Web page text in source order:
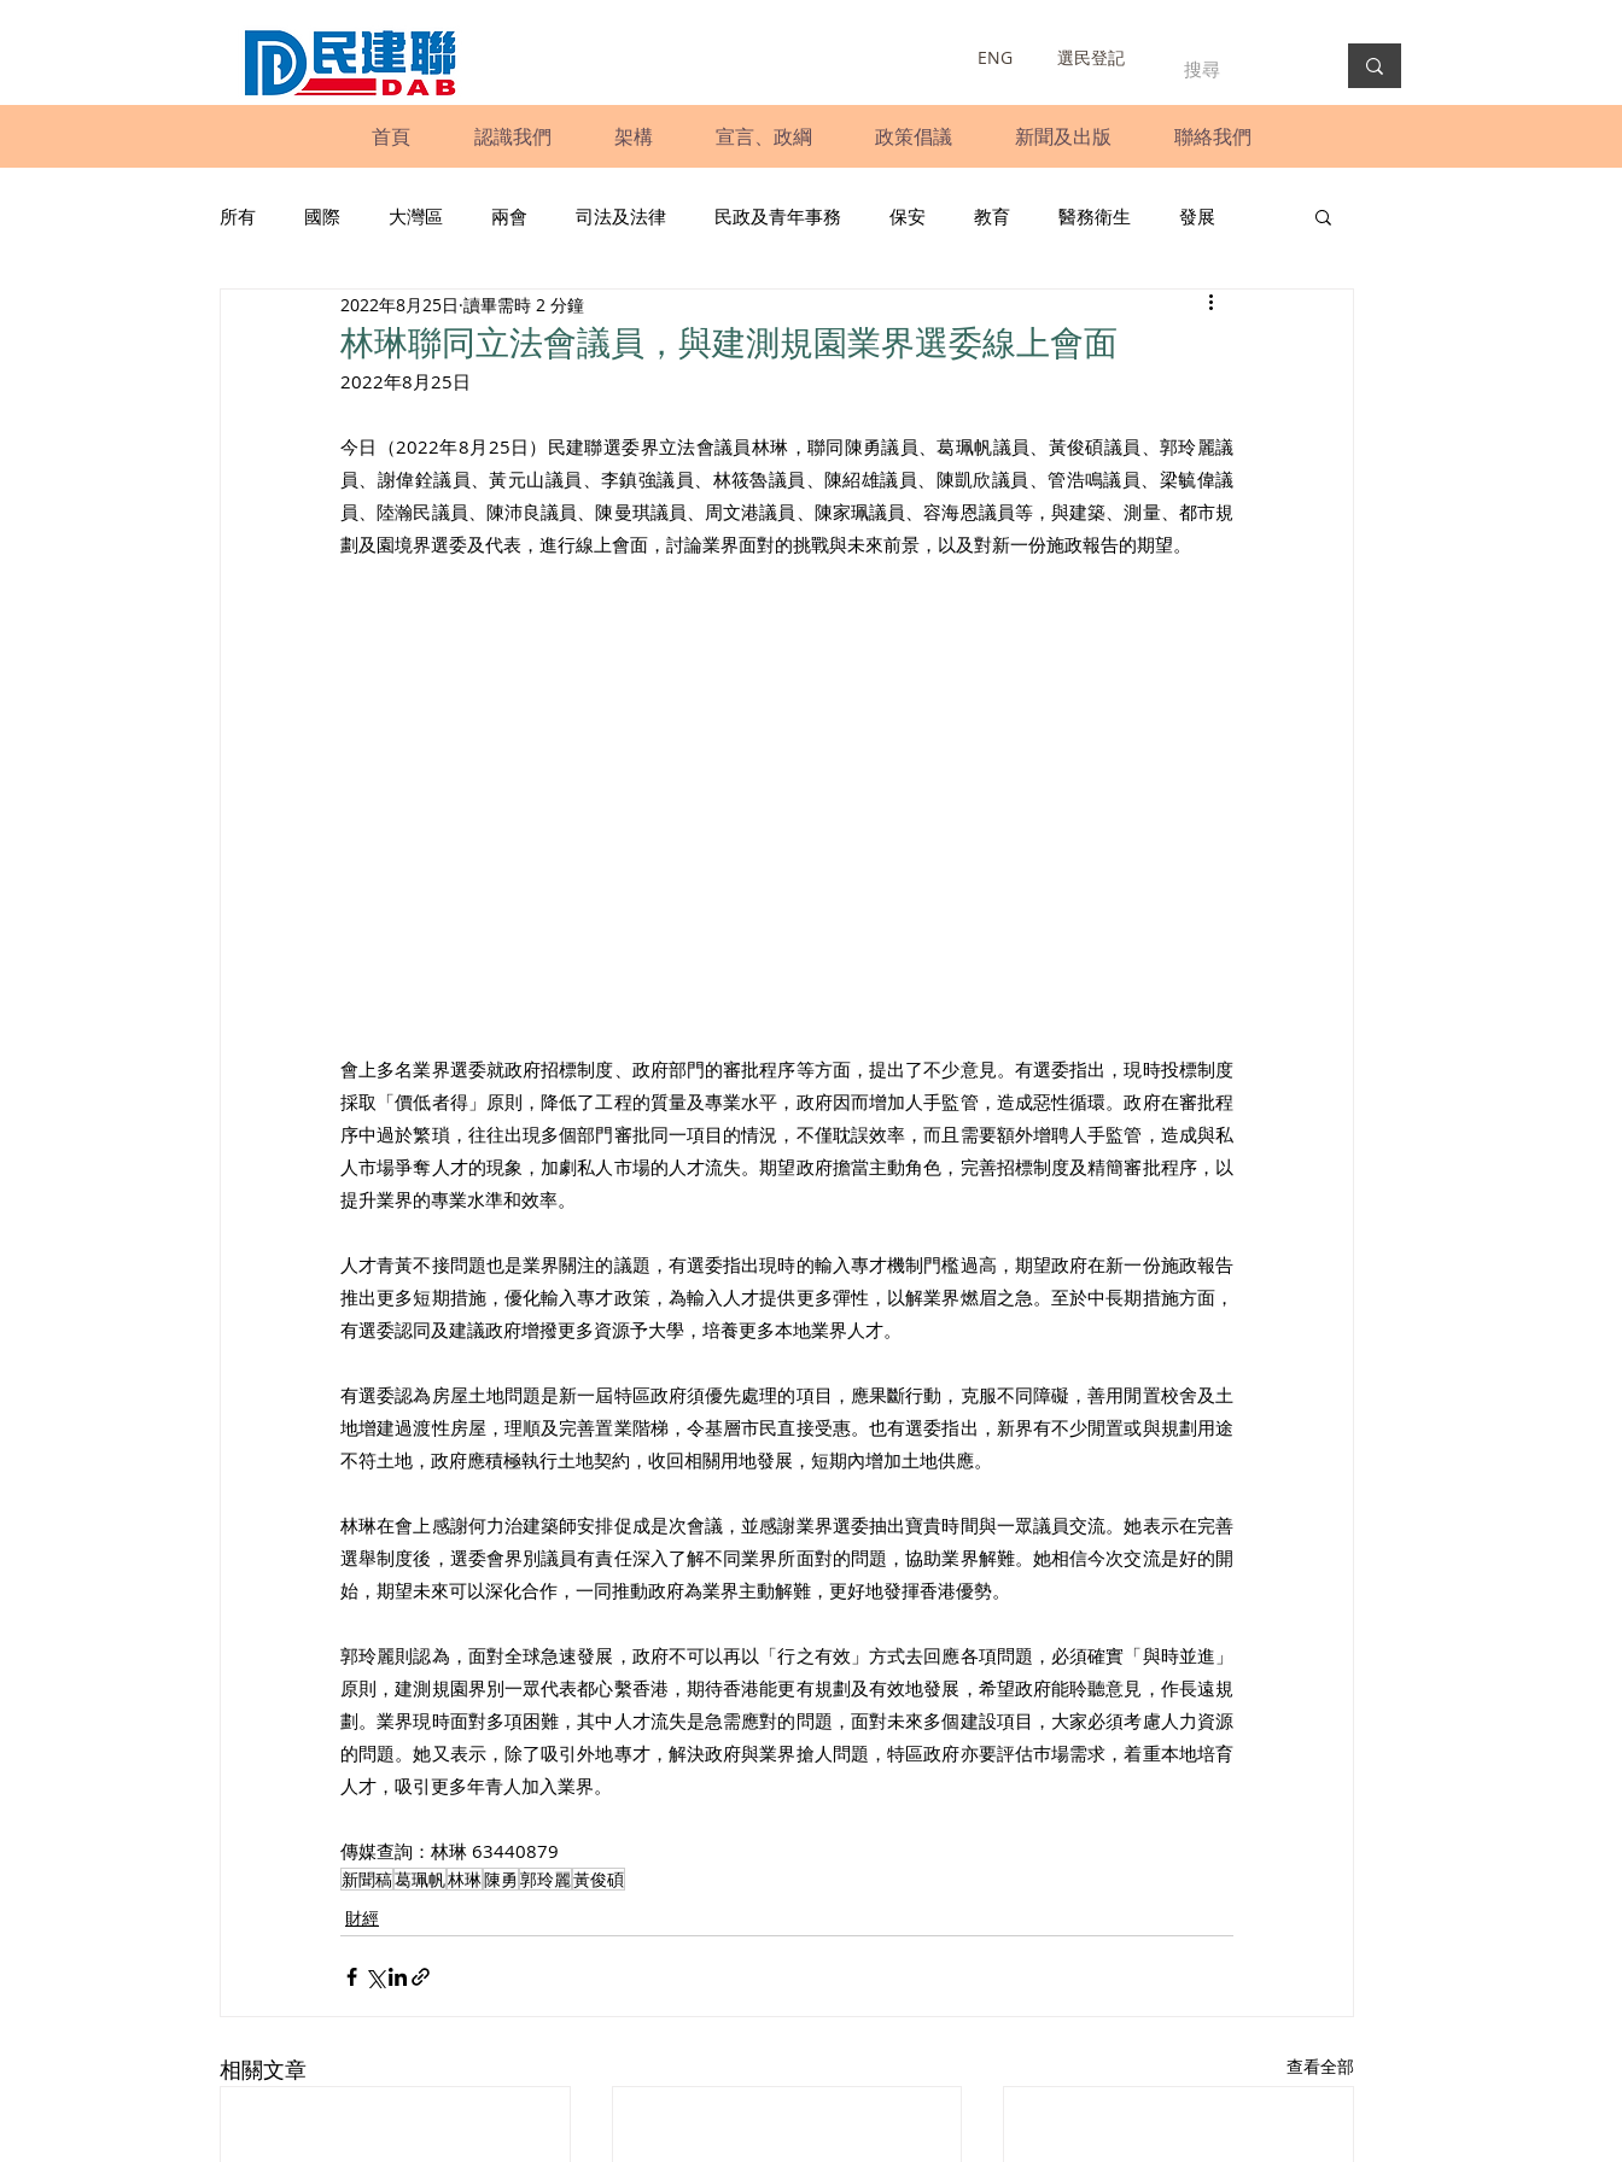
ENG 選民登記
首頁 認識我們 架構 宣言、政綱 政策倡議 新聞及出版 聯絡我們
所有 國際 大灣區 兩會 司法及法律 民政及青年事務 保安 教育 醫務衛生 發展
工商專業 家庭 圓桌會議
議會監察 區議會
林琳聯同立法會議員，與建測規園業界選委線上會面
2022年8月25日 讀畢需時 2 分鐘
2022年8月25日
今日（2022年8月25日）民建聯選委界立法會議員林琳，聯同陳勇議員、葛珮帆議員、黃俊碩議員、郭玲麗議
員、謝偉銓議員、黃元山議員、李鎮強議員、林筱魯議員、陳紹雄議員、陳凱欣議員、管浩鳴議員、梁毓偉議
員、陸瀚民議員、陳沛良議員、陳曼琪議員、周文港議員、陳家珮議員、容海恩議員等，與建築、測量、都市規
劃及園境界選委及代表，進行線上會面，討論業界面對的挑戰與未來前景，以及對新一份施政報告的期望。
會上多名業界選委就政府招標制度、政府部門的審批程序等方面，提出了不少意見。有選委指出，現時投標制度
採取「價低者得」原則，降低了工程的質量及專業水平，政府因而增加人手監管，造成惡性循環。政府在審批程
序中過於繁瑣，往往出現多個部門審批同一項目的情況，不僅耽誤效率，而且需要額外增聘人手監管，造成與私
人市場爭奪人才的現象，加劇私人市場的人才流失。期望政府擔當主動角色，完善招標制度及精簡審批程序，以
提升業界的專業水準和效率。
人才青黃不接問題也是業界關注的議題，有選委指出現時的輸入專才機制門檻過高，期望政府在新一份施政報告
推出更多短期措施，優化輸入專才政策，為輸入人才提供更多彈性，以解業界燃眉之急。至於中長期措施方面，
有選委認同及建議政府增撥更多資源予大學，培養更多本地業界人才。
有選委認為房屋土地問題是新一屆特區政府須優先處理的項目，應果斷行動，克服不同障礙，善用閒置校舍及土
地增建過渡性房屋，理順及完善置業階梯，令基層市民直接受惠。也有選委指出，新界有不少閒置或與規劃用途
不符土地，政府應積極執行土地契約，收回相關用地發展，短期內增加土地供應。
林琳在會上感謝何力治建築師安排促成是次會議，並感謝業界選委抽出寶貴時間與一眾議員交流。她表示在完善
選舉制度後，選委會界別議員有責任深入了解不同業界所面對的問題，協助業界解難。她相信今次交流是好的開
始，期望未來可以深化合作，一同推動政府為業界主動解難，更好地發揮香港優勢。
郭玲麗則認為，面對全球急速發展，政府不可以再以「行之有效」方式去回應各項問題，必須確實「與時並進」
原則，建測規園界別一眾代表都心繫香港，期待香港能更有規劃及有效地發展，希望政府能聆聽意見，作長遠規
劃。業界現時面對多項困難，其中人才流失是急需應對的問題，面對未來多個建設項目，大家必須考慮人力資源
的問題。她又表示，除了吸引外地專才，解決政府與業界搶人問題，特區政府亦要評估巿場需求，着重本地培育
人才，吸引更多年青人加入業界。
傳媒查詢：林琳 63440879
新聞稿葛珮帆林琳陳勇郭玲麗黃俊碩
財經
相關文章 查看全部